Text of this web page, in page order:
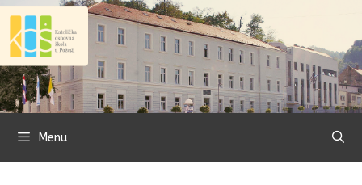
Preskoči
sadržaj
Menu